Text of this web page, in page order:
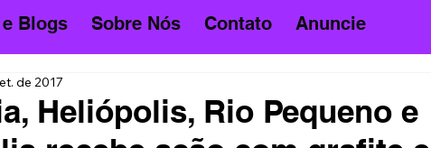
Blogs Sobre Nós Contato Anuncie
Heliópolis, Rio Pequeno e
de 2017